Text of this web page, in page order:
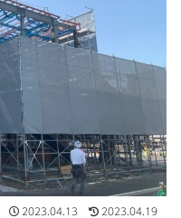
2023.04.13 2023.04.19